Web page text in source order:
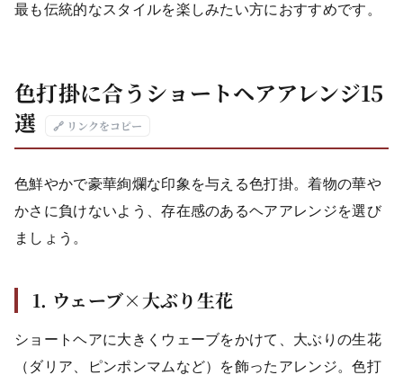
最も伝統的なスタイルを楽しみたい方におすすめです。
色打掛に合うショートヘアアレンジ15
選
🔗 リンクをコピー
色鮮やかで豪華絢爛な印象を与える色打掛。着物の華や
かさに負けないよう、存在感のあるヘアアレンジを選び
ましょう。
1. ウェーブ×大ぶり生花
ショートヘアに大きくウェーブをかけて、大ぶりの生花
（ダリア、ピンポンマムなど）を飾ったアレンジ。色打